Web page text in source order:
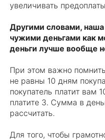
увеличивать
Другими словами, наша
чужими деньгами как
деньги лучше вообще
При этом важно
не равны 10 дням
покупатель платит вам
платите 3. Сумма в
рассчитать.
Для того, чтобы